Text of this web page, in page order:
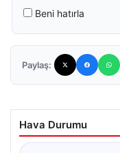
Beni hatırla
Paylaş:
Hava Durumu